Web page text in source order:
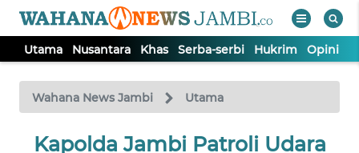
Utama Nusantara Khas Serba-serbi Hukrim Opini
Wahana News Jambi Utama
Kapolda Jambi Patroli Udara
TV
Tutup
UTAMA